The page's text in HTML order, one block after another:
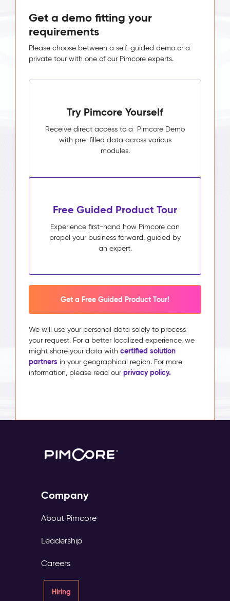
Get a demo fitting your
requirements
Please choose between a self-guided demo or a
private tour with one of our Pimcore experts.
Try Pimcore Yourself
Receive direct access to a Pimcore Demo
with pre-filled data across various
modules.
Free Guided Product Tour
Experience first-hand how Pimcore can
propel your business forward, guided by
an expert.
Get a Free Guided Product Tour!
We will use your personal data solely to process
your request. For a better localized experience, we
might share your data with certified solution
partners in your geographical region. For more
information, please read our privacy policy.
Company
About Pimcore
Leadership
Careers
Hiring